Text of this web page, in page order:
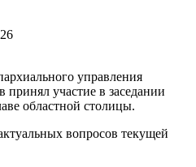
управления
участие в заседании
областной столицы.
вопросов текущей